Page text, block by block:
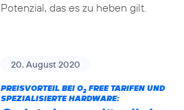
Potenzial, das es zu heben gilt.
20. August 2020
PREISVORTEIL BEI O2FREE TARIFEN UND
SPEZIALISIERTE HARDWARE: